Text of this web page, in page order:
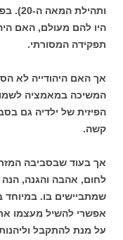
ותהילת
היו להם מעולם, האם
תפקידה המסורתי.
אך האם היהודייה לא
המשיכה במאמציה
הפיזית של ילדיה גם
קשה.
אך בעוד שבסביבה
לחום, אהבה והגנה,
שמתביישים בו. במיוחד
אפשרי להשיל מעצמו את
על מנת להתקבל